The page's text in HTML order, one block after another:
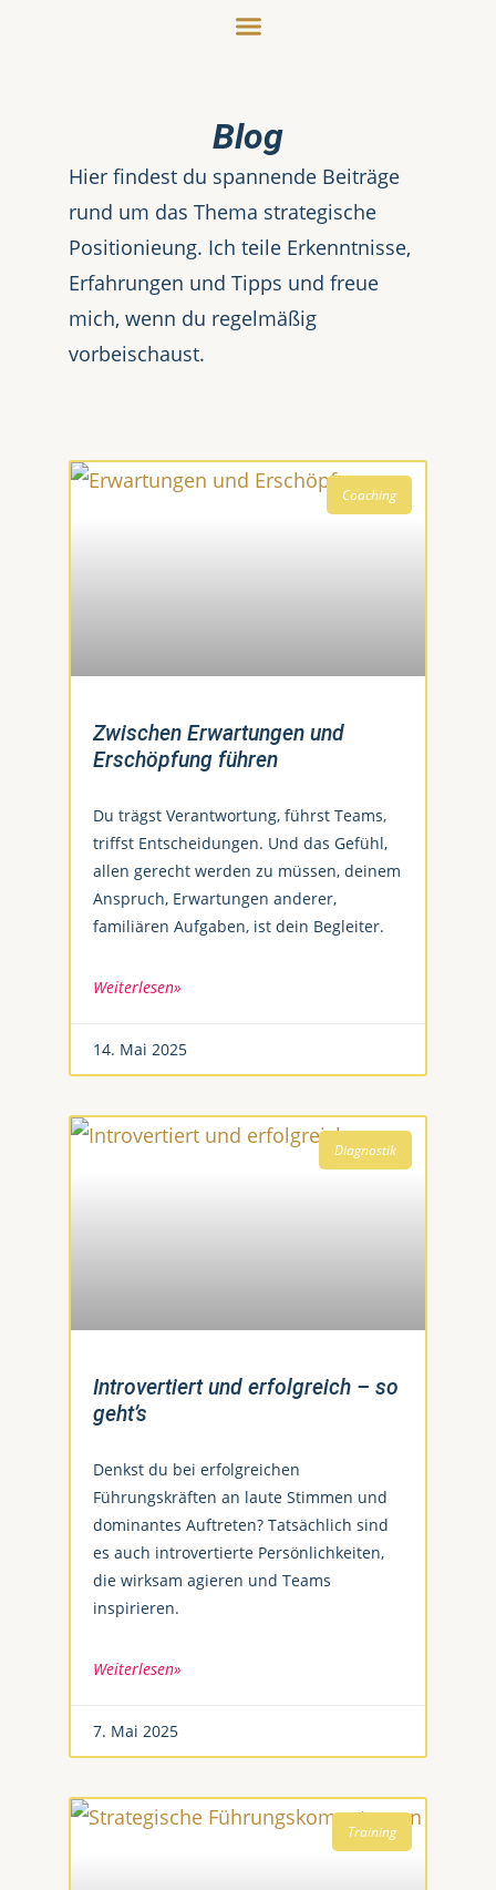
Blog
Hier findest du spannende Beiträge
rund um das Thema strategische
Positionieung. Ich teile Erkenntnisse,
Erfahrungen und Tipps und freue
mich, wenn du regelmäßig
vorbeischaust.
Coaching
Zwischen Erwartungen und
Erschöpfung führen
Du trägst Verantwortung, führst Teams,
triffst Entscheidungen. Und das Gefühl,
allen gerecht werden zu müssen, deinem
Anspruch, Erwartungen anderer,
familiären Aufgaben, ist dein Begleiter.
Weiterlesen»
14. Mai 2025
Diagnostik
Introvertiert und erfolgreich – so
geht’s
Denkst du bei erfolgreichen
Führungskräften an laute Stimmen und
dominantes Auftreten? Tatsächlich sind
es auch introvertierte Persönlichkeiten,
die wirksam agieren und Teams
inspirieren.
Weiterlesen»
7. Mai 2025
Training